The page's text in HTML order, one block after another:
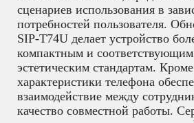
сценариев использования в
потребностей пользователя.
SIP-T74U делает устройство
компактным и
эстетическим стандартам.
характеристики телефона
взаимодействие между
качество совместной работы.